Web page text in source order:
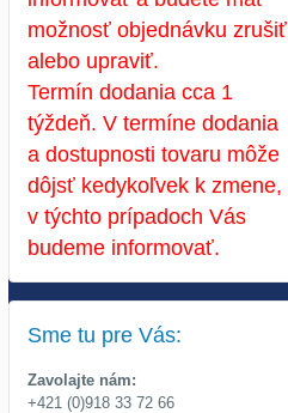
možnosť objednávku zrušiť
alebo upraviť.
Termín dodania cca 1
týždeň. V termíne dodania
a dostupnosti tovaru môže
dôjsť kedykoľvek k zmene,
v týchto prípadoch Vás
budeme informovať.
Sme tu pre Vás:
Zavolajte nám:
+421 (0)918 33 72 66